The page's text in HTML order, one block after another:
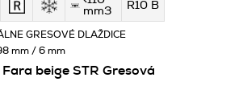
mm3
R10 B
Fara beige STR Gresová
GRESOVÉ DLAŽDICE
mm / 6 mm